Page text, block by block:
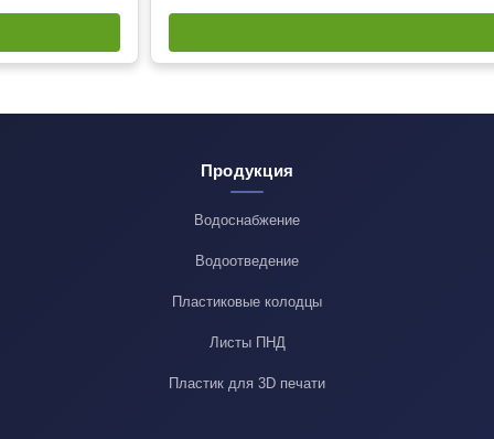
Продукция
Водоснабжение
Водоотведение
Пластиковые колодцы
Листы ПНД
Пластик для 3D печати